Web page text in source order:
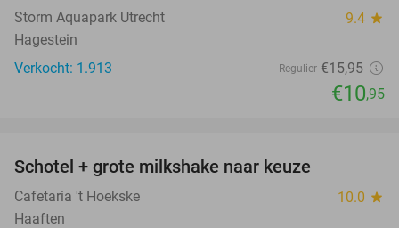
Storm Aquapark Utrecht 9.4 star
Hagestein
Verkocht: 1.913
Regulier €15,95
€10,95
Schotel + grote milkshake naar keuze
Cafetaria 't Hoekske 10.0 star
Haaften